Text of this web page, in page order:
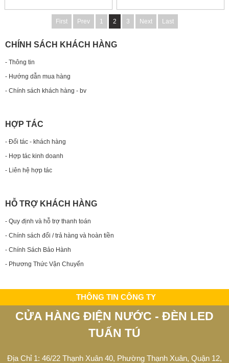
First Prev 1 2 3 Next Last
CHÍNH SÁCH KHÁCH HÀNG
- Thông tin
- Hướng dẫn mua hàng
- Chính sách khách hàng - bv
HỢP TÁC
- Đối tác - khách hàng
- Hợp tác kinh doanh
- Liên hệ hợp tác
HỖ TRỢ KHÁCH HÀNG
- Quy định và hỗ trợ thanh toán
- Chính sách đổi / trả hàng và hoàn tiền
- Chính Sách Bảo Hành
- Phương Thức Vận Chuyển
THÔNG TIN CÔNG TY
CỬA HÀNG ĐIỆN NƯỚC - ĐÈN LED
TUẤN TÚ
Địa Chỉ 1: 46/22 Thạnh Xuân 40, Phường Thạnh Xuân, Quận 12,